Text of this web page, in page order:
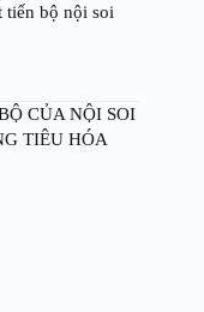
tiến bộ nội soi
CỦA NỘI SOI
TIÊU HÓA